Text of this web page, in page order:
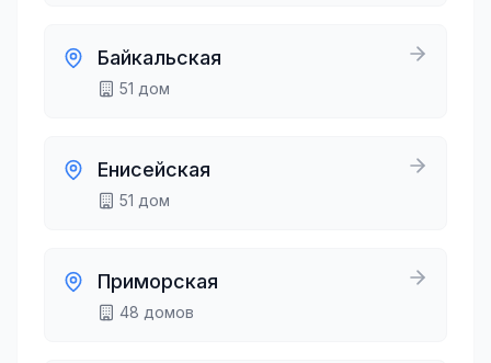
Байкальская
51 дом
Енисейская
51 дом
Приморская
48 домов